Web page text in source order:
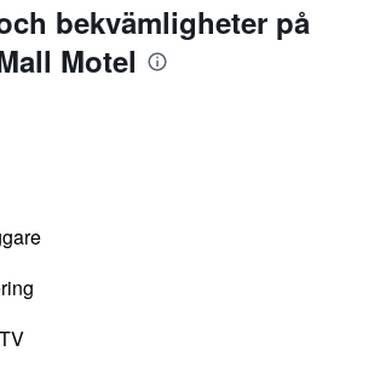
bekvämligheter på
Motel